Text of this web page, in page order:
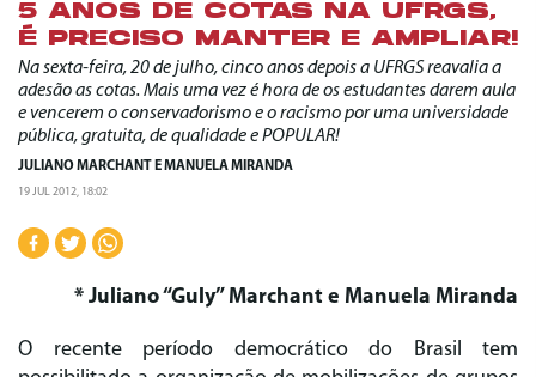
5 ANOS DE COTAS NA UFRGS,
É PRECISO MANTER E AMPLIAR!
Na sexta-feira, 20 de julho, cinco anos depois a UFRGS reavalia a
adesão as cotas. Mais uma vez é hora de os estudantes darem aula
e vencerem o conservadorismo e o racismo por uma universidade
pública, gratuita, de qualidade e POPULAR!
JULIANO MARCHANT EMANUELA MIRANDA
19 JUL 2012, 18:02
* Juliano “Guly” Marchant e Manuela Miranda
O recente período democrático do Brasil tem